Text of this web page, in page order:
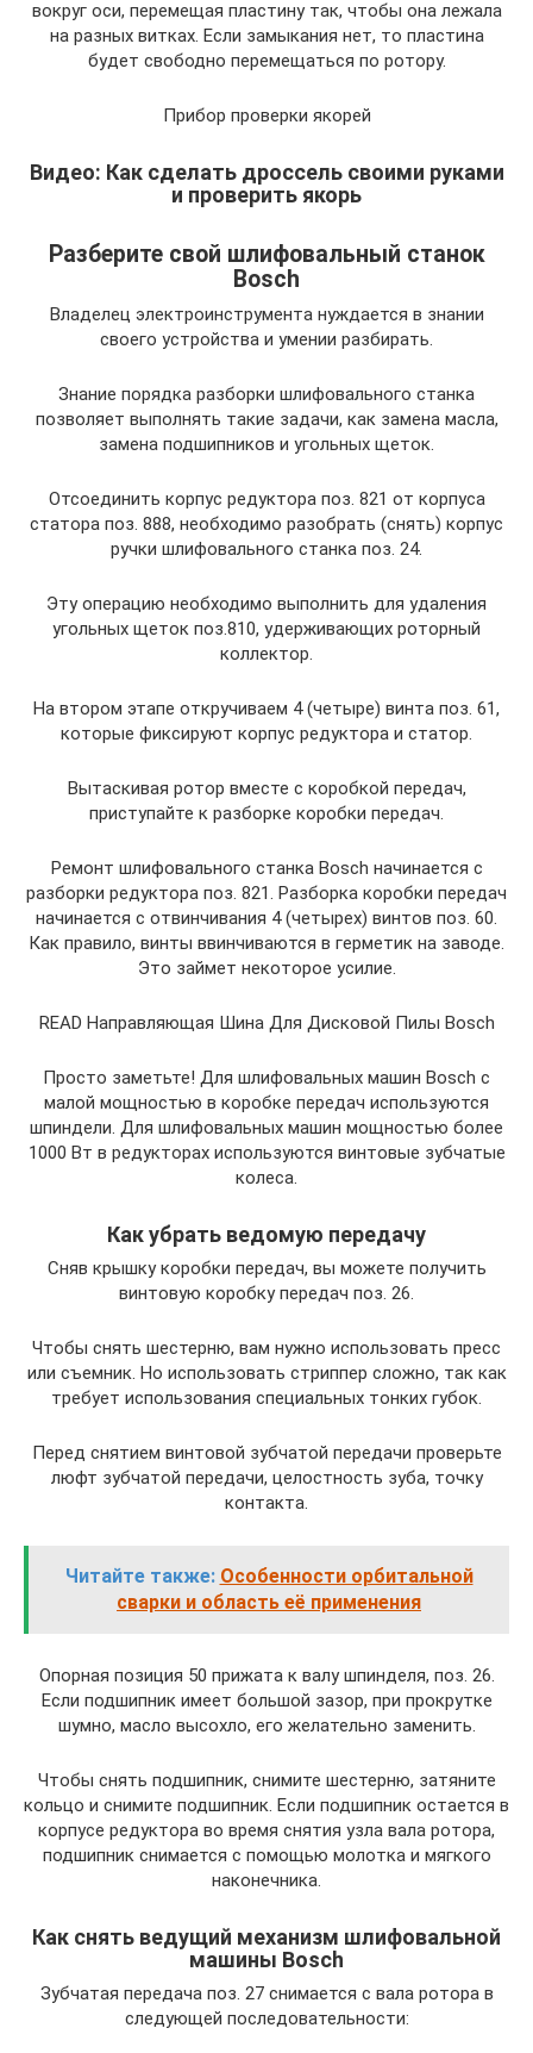
вокруг оси, перемещая пластину так, чтобы она лежала
на разных витках. Если замыкания нет, то пластина
будет свободно перемещаться по ротору.
Прибор проверки якорей
Видео: Как сделать дроссель своими руками
и проверить якорь
Разберите свой шлифовальный станок
Bosch
Владелец электроинструмента нуждается в знании
своего устройства и умении разбирать.
Знание порядка разборки шлифовального станка
позволяет выполнять такие задачи, как замена масла,
замена подшипников и угольных щеток.
Отсоединить корпус редуктора поз. 821 от корпуса
статора поз. 888, необходимо разобрать (снять) корпус
ручки шлифовального станка поз. 24.
Эту операцию необходимо выполнить для удаления
угольных щеток поз.810, удерживающих роторный
коллектор.
На втором этапе откручиваем 4 (четыре) винта поз. 61,
которые фиксируют корпус редуктора и статор.
Вытаскивая ротор вместе с коробкой передач,
приступайте к разборке коробки передач.
Ремонт шлифовального станка Bosch начинается с
разборки редуктора поз. 821. Разборка коробки передач
начинается с отвинчивания 4 (четырех) винтов поз. 60.
Как правило, винты ввинчиваются в герметик на заводе.
Это займет некоторое усилие.
READ Направляющая Шина Для Дисковой Пилы Bosch
Просто заметьте! Для шлифовальных машин Bosch с
малой мощностью в коробке передач используются
шпиндели. Для шлифовальных машин мощностью более
1000 Вт в редукторах используются винтовые зубчатые
колеса.
Как убрать ведомую передачу
Сняв крышку коробки передач, вы можете получить
винтовую коробку передач поз. 26.
Чтобы снять шестерню, вам нужно использовать пресс
или съемник. Но использовать стриппер сложно, так как
требует использования специальных тонких губок.
Перед снятием винтовой зубчатой ​​передачи проверьте
люфт зубчатой ​​передачи, целостность зуба, точку
контакта.
Читайте также: Особенности орбитальной
сварки и область её применения
Опорная позиция 50 прижата к валу шпинделя, поз. 26.
Если подшипник имеет большой зазор, при прокрутке
шумно, масло высохло, его желательно заменить.
Чтобы снять подшипник, снимите шестерню, затяните
кольцо и снимите подшипник. Если подшипник остается в
корпусе редуктора во время снятия узла вала ротора,
подшипник снимается с помощью молотка и мягкого
наконечника.
Как снять ведущий механизм шлифовальной
машины Bosch
Зубчатая передача поз. 27 снимается с вала ротора в
следующей последовательности: